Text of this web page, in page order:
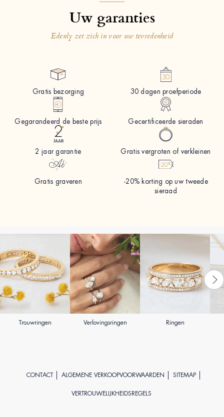
Uw garanties
Edenly zet zich in voor uw tevredenheid
Gratis bezorging 30 dagen proefperiode
Gegarandeerd de beste prijs Gecertificeerde sieraden
2 jaar garantie Gratis vergroten of verkleinen
Gratis graveren
-20% korting op uw tweede
sieraad
Trouwringen Verlovingsringen Ringen
CONTACT ALGEMENE VERKOOPVOORWAARDEN SITEMAP
VERTROUWELIJKHEIDSREGELS